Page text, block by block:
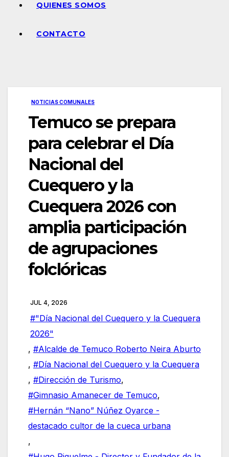
QUIENES SOMOS
CONTACTO
NOTICIAS COMUNALES
Temuco se prepara
para celebrar el Día
Nacional del
Cuequero y la
Cuequera 2026 con
amplia participación
de agrupaciones
folclóricas
JUL 4, 2026
#"Día Nacional del Cuequero y la Cuequera
2026"
, #Alcalde de Temuco Roberto Neira Aburto
, #Día Nacional del Cuequero y la Cuequera
, #Dirección de Turismo,
#Gimnasio Amanecer de Temuco,
#Hernán “Nano” Núñez Oyarce -
destacado cultor de la cueca urbana
,